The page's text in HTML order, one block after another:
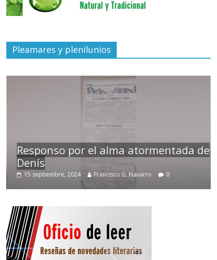
Pleamares y plenilunios
Responso por el alma atormentada de
Denís
15 septiembre, 2024 Francisco G. Navarro 0